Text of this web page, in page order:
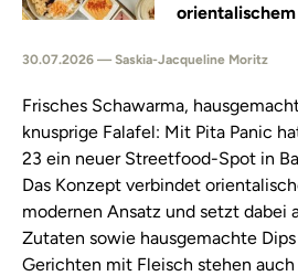
30.07.2026 — Saskia-Jacqueline Moritz
Frisches Schawarma,
knusprige Falafel: Mit Pita Panic
23 ein neuer Streetfood-Spot in
Das Konzept verbindet
modernen Ansatz und setzt dabei
Zutaten sowie hausgemachte
Gerichten mit Fleisch stehen